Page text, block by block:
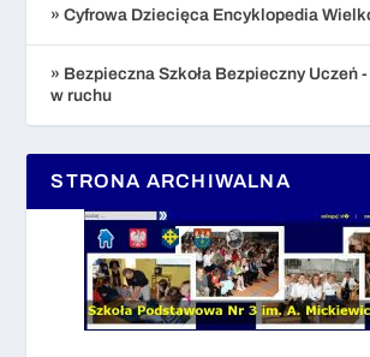
» Cyfrowa Dziecięca Encyklopedia
» Bezpieczna Szkoła Bezpieczny Uczeń -
w ruchu
STRONA ARCHIWALNA